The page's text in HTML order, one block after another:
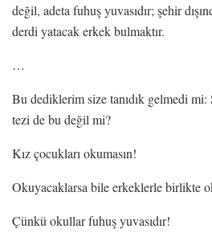
değil, adeta fuhuş yuvasıdır; şehir
derdi yatacak erkek bulmaktır.
…
Bu dediklerim size tanıdık gelmedi mi:
tezi de bu değil mi?
Kız çocukları okumasın!
Okuyacaklarsa bile erkeklerle birlikte
Çünkü okullar fuhuş yuvasıdır!